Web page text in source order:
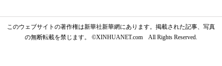
このウェブサイトの著作権は新華社新華網にあります。掲載された記事、写真
の無断転載を禁じます。 ©XINHUANET.com All Rights Reserved.